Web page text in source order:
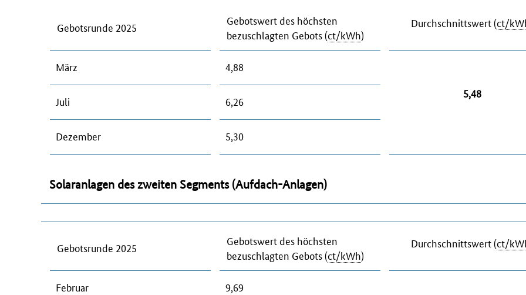
Gebotsrunde 2025
Gebotswert des höchsten
bezuschlagten Gebots (ct/kWh)
Durchschnittswert (ct/
März
4,88
5,48
Juli 6,26
Dezember 5,30
Solaranlagen des zweiten Segments (Aufdach-Anlagen)
Gebotsrunde 2025
Gebotswert des höchsten
bezuschlagten Gebots (ct/kWh)
Durchschnittswert (ct/
Februar
9,69